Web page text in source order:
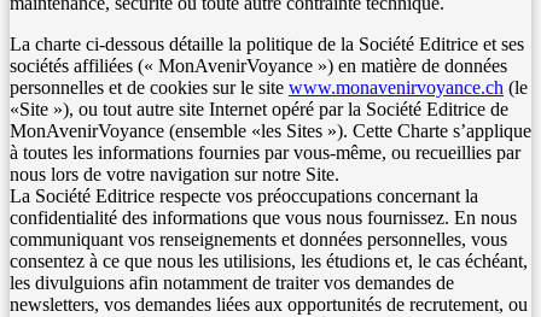
La charte ci-dessous détaille la politique de la Société Editrice et ses
sociétés affiliées (« MonAvenirVoyance ») en matière de données
personnelles et de cookies sur le site www.monavenirvoyance.ch (le
«Site »), ou tout autre site Internet opéré par la Société Editrice de
MonAvenirVoyance (ensemble «les Sites »). Cette Charte s’applique
à toutes les informations fournies par vous-même, ou recueillies par
nous lors de votre navigation sur notre Site.
La Société Editrice respecte vos préoccupations concernant la
confidentialité des informations que vous nous fournissez. En nous
communiquant vos renseignements et données personnelles, vous
consentez à ce que nous les utilisions, les étudions et, le cas échéant,
les divulguions afin notamment de traiter vos demandes de
newsletters, vos demandes liées aux opportunités de recrutement, ou